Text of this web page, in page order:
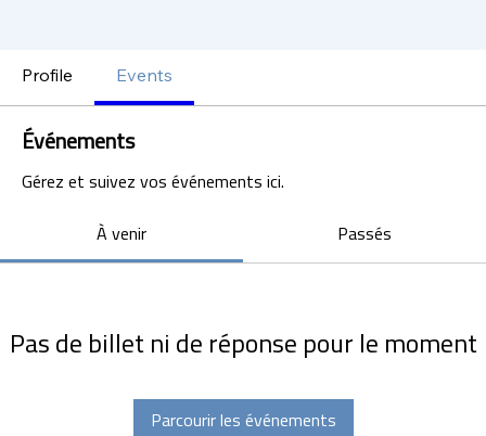
Profile Events
Événements
Gérez et suivez vos événements ici.
À venir Passés
Pas de billet ni de réponse pour le moment
Parcourir les événements